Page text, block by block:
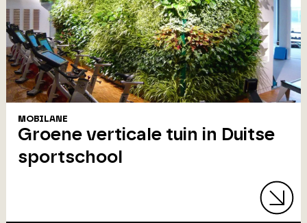
MOBILANE
Groene verticale tuin in Duitse
sportschool